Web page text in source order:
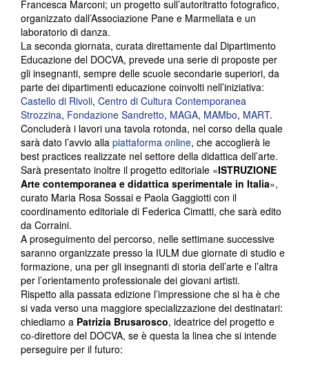
Francesca Marconi; un progetto sull’autoritratto fotografico,
organizzato dall’Associazione Pane e Marmellata e un
laboratorio di danza.
La seconda giornata, curata direttamente dal Dipartimento
Educazione del DOCVA, prevede una serie di proposte per
gli insegnanti, sempre delle scuole secondarie superiori, da
parte dei dipartimenti educazione coinvolti nell’iniziativa:
Castello di Rivoli, Centro di Cultura Contemporanea
Strozzina, Fondazione Sandretto, MAGA, MAMbo, MART.
Concluderà i lavori una tavola rotonda, nel corso della quale
sarà dato l’avvio alla piattaforma online, che accoglierà le
best practices realizzate nel settore della didattica dell’arte.
Sarà presentato inoltre il progetto editoriale «ISTRUZIONE
Arte contemporanea e didattica sperimentale in Italia»,
curato Maria Rosa Sossai e Paola Gaggiotti con il
coordinamento editoriale di Federica Cimatti, che sarà edito
da Corraini.
A proseguimento del percorso, nelle settimane successive
saranno organizzate presso la IULM due giornate di studio e
formazione, una per gli insegnanti di storia dell’arte e l’altra
per l’orientamento professionale dei giovani artisti.
Rispetto alla passata edizione l’impressione che si ha è che
si vada verso una maggiore specializzazione dei destinatari:
chiediamo a Patrizia Brusarosco, ideatrice del progetto e
co-direttore del DOCVA, se è questa la linea che si intende
perseguire per il futuro: